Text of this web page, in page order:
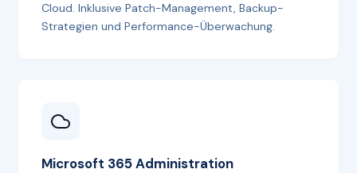
Cloud. Inklusive Patch-Management, Backup-
Strategien und Performance-Überwachung.
Microsoft 365 Administration